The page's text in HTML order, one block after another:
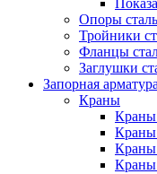
Опоры
Тройники
Фланцы
Заглушки
Запорная
Краны
Краны
Краны
Краны
Краны